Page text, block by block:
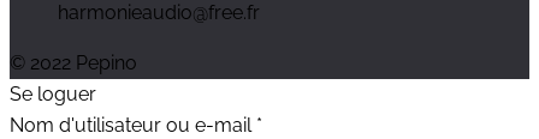
harmonieaudio@free.fr
© 2022 Pepino
Se loguer
Nom d'utilisateur ou e-mail *